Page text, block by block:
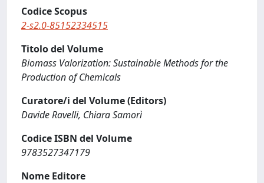
Codice Scopus
2-s2.0-85152334515
Titolo del Volume
Biomass Valorization: Sustainable Methods for the
Production of Chemicals
Curatore/i del Volume (Editors)
Davide Ravelli, Chiara Samorì
Codice ISBN del Volume
9783527347179
Nome Editore